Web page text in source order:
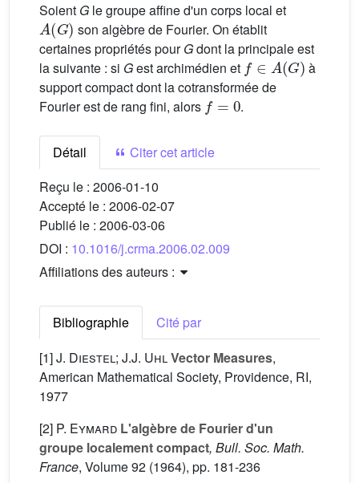
Soient G le groupe affine d'un corps local et
A(G)
son algèbre de Fourier. On établit
certaines propriétés pourGdont la principale est
la suivante : si Gest archimédien et
f∈A(G)
à
support compact dont la cotransformée de
Fourier est de rang fini, alors
f=0
.
Détail
Citer cet article
Reçu le : 2006-01-10
Accepté le : 2006-02-07
Publié le : 2006-03-06
DOI : 10.1016/j.crma.2006.02.009
Affiliations des auteurs :
Bibliographie
Cité par
[1]J. Diestel; J.J. UhlVector Measures,
American Mathematical Society, Providence, RI,
1977
[2] P. Eymard L'algèbre de Fourier d'un
groupe localement compact, Bull. Soc. Math.
France, Volume 92 (1964), pp. 181-236